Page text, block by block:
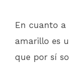
En cuanto a
amarillo es
que por sí